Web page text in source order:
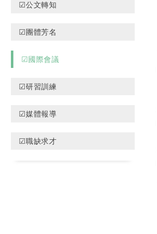
☑公文轉知
☑團體芳名
☑國際會議
☑研習訓練
☑媒體報導
☑職缺求才